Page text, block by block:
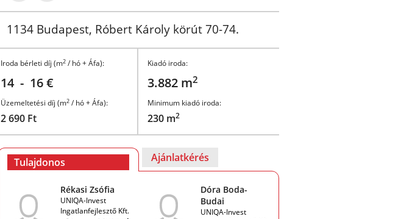
1134 Budapest, Róbert Károly körút 70-74.
Iroda bérleti díj (m2 / hó + Áfa):
14 - 16 €
Üzemeltetési díj (m2 / hó + Áfa):
2 690 Ft
Kiadó iroda:
3.882 m2
Minimum kiadó iroda:
230 m2
Tulajdonos Ajánlatkérés
Rékasi Zsófia
UNIQA-Invest
Ingatlanfejlesztő Kft.
Dóra Boda-
Budai
UNIQA-Invest